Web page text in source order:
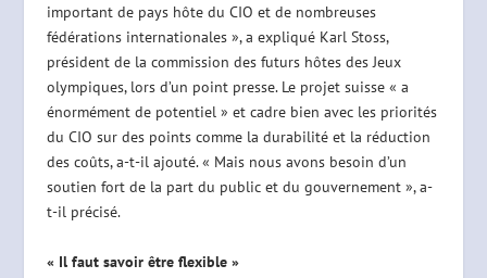
important de pays hôte du CIO et de nombreuses
fédérations internationales », a expliqué Karl Stoss,
président de la commission des futurs hôtes des Jeux
olympiques, lors d’un point presse. Le projet suisse « a
énormément de potentiel » et cadre bien avec les priorités
du CIO sur des points comme la durabilité et la réduction
des coûts, a-t-il ajouté. « Mais nous avons besoin d’un
soutien fort de la part du public et du gouvernement », a-
t-il précisé.
« Il faut savoir être flexible »